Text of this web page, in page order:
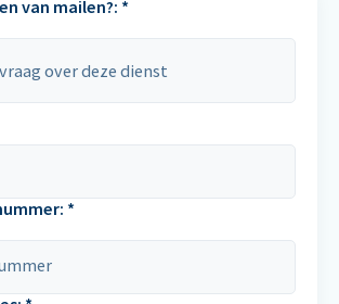
van mailen?: *
*